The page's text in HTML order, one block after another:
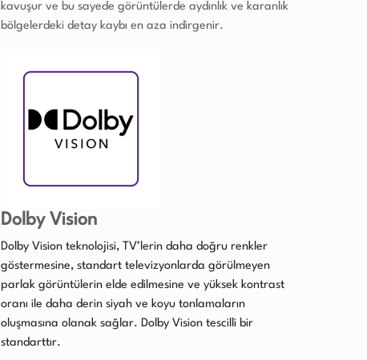
kavuşur ve bu sayede görüntülerde aydınlık ve karanlık
bölgelerdeki detay kaybı en aza indirgenir.
Dolby Vision
Dolby Vision teknolojisi, TV’lerin daha doğru renkler
göstermesine, standart televizyonlarda görülmeyen
parlak görüntülerin elde edilmesine ve yüksek kontrast
oranı ile daha derin siyah ve koyu tonlamaların
oluşmasına olanak sağlar. Dolby Vision tescilli bir
standarttır.